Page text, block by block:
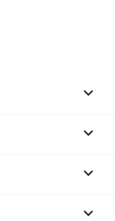



keyboard_arrow_down